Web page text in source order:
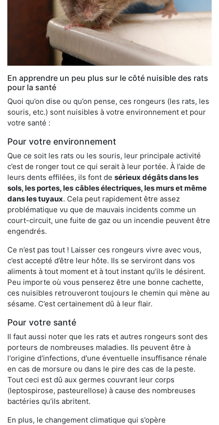
En apprendre un peu plus sur le côté nuisible des rats
pour la santé
Quoi qu’on dise ou qu’on pense, ces rongeurs (les rats, les
souris, etc.) sont nuisibles à votre environnement et pour
votre santé :
Pour votre environnement
Que ce soit les rats ou les souris, leur principale activité
c’est de ronger tout ce qui serait à leur portée. À l’aide de
leurs dents effilées, ils font de sérieux dégâts dans les
sols, les portes, les câbles électriques, les murs et même
dans les tuyaux. Cela peut rapidement être assez
problématique vu que de mauvais incidents comme un
court-circuit, une fuite de gaz ou un incendie peuvent être
engendrés.
Ce n’est pas tout ! Laisser ces rongeurs vivre avec vous,
c’est accepté d’être leur hôte. Ils se serviront dans vos
aliments à tout moment et à tout instant qu’ils le désirent.
Peu importe où vous penserez être une bonne cachette,
ces nuisibles retrouveront toujours le chemin qui mène au
sésame. C’est certainement dû à leur flair.
Pour votre santé
Il faut aussi noter que les rats et autres rongeurs sont des
porteurs de nombreuses maladies. Ils peuvent être à
l'origine d'infections, d'une éventuelle insuffisance rénale
en cas de morsure ou dans le pire des cas de la peste.
Tout ceci est dû aux germes couvrant leur corps
(leptospirose, pasteurellose) à cause des nombreuses
bactéries qu’ils abritent.
En plus, le changement climatique qui s’opère